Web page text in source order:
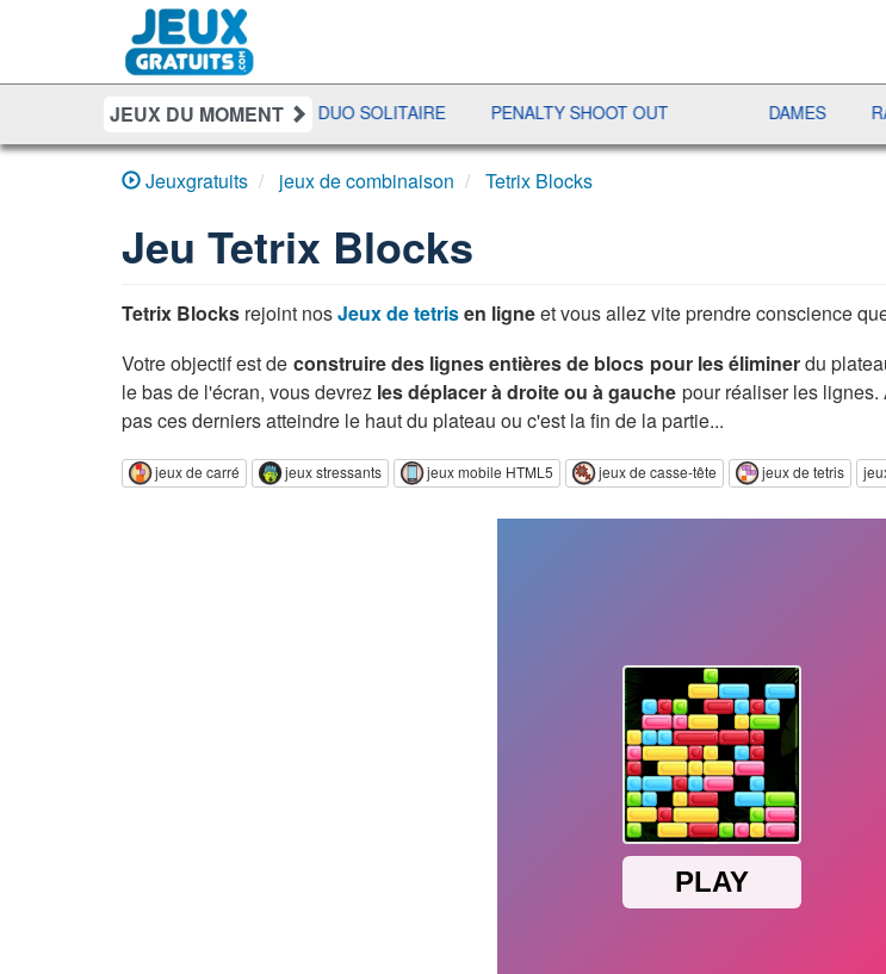
JEUX DU MOMENT
BATAILLE NAVALE DUO SOLITAIRE PENALTY SHOOT OUT RAMI
Jeuxgratuits jeux de combinaison Tetrix Blocks
Jeu Tetrix Blocks
Tetrix Blocks rejoint nosJeux de tetrisen ligneet vous allez vite prendre conscience
Votre objectif est de construire des lignes entières de blocs pour les éliminerdu
le bas de l'écran, vous devrez les déplacer à droite ou à gauche pour réaliser les
pas ces derniers atteindre le haut du plateau ou c'est la fin de la partie...
jeux de carré jeux stressants jeux mobile HTML5 jeux de casse-tête jeux de tetris